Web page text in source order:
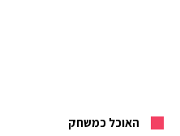
האוכל כמשחק